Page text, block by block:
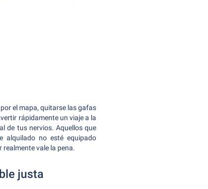
el mapa, quitarse las gafas
rápidamente un viaje a la
de tus nervios. Aquellos que
alquilado no esté equipado
vale la pena.
justa